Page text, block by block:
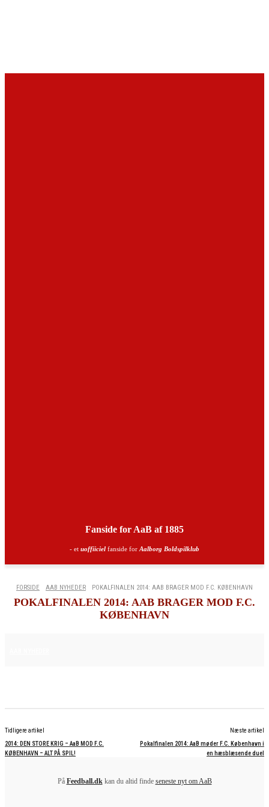
Fanside for AaB af 1885
- et uoffiiciel fanside for Aalborg Boldspilklub
FORSIDE AAB NYHEDER POKALFINALEN 2014: AAB BRAGER MOD F.C. KØBENHAVN
POKALFINALEN 2014: AAB BRAGER MOD F.C.
KØBENHAVN
Tidligere artikel
2014: DEN STORE KRIG – AaB MOD F.C.
KØBENHAVN – ALT PÅ SPIL!
Næste artikel
Pokalfinalen 2014: AaB møder F.C. København i
en hæsblæsende duel
På Feedball.dkkan du altid finde seneste nyt om AaB